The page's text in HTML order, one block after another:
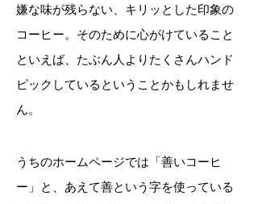
嫌な味が残らない、キリッとした印象の
コーヒー。そのために心がけていること
といえば、たぶん人よりたくさんハンド
ピックしているということかもしれませ
ん。
うちのホームページでは「善いコーヒ
ー」と、あえて善という字を使っている